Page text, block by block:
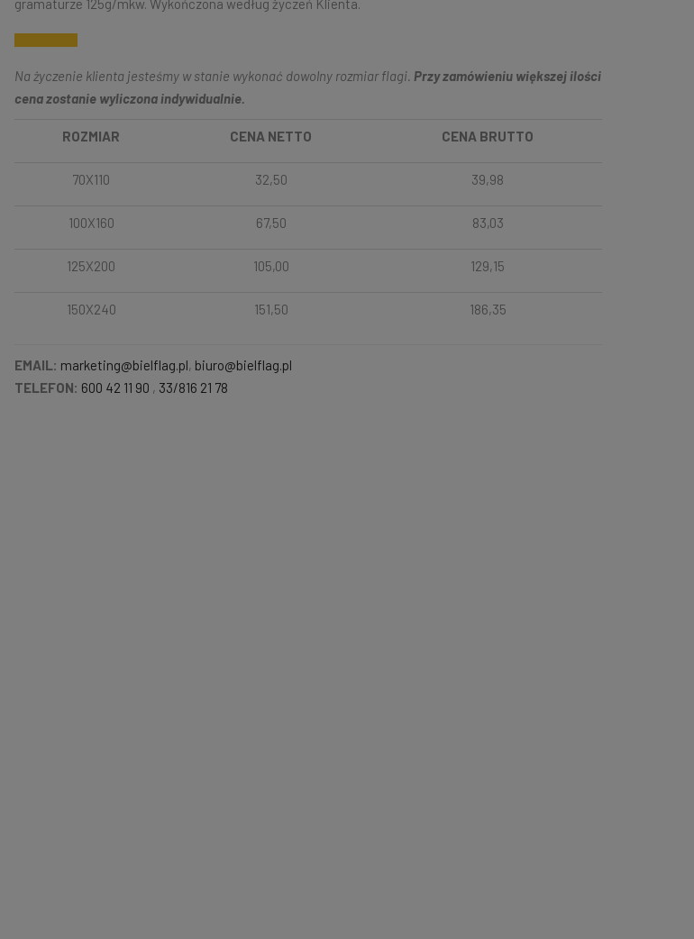
gramaturze 125g/mkw. Wykończona według życzeń Klienta.
Na życzenie klienta jesteśmy w stanie wykonać dowolny rozmiar flagi. Przy zamówieniu większej ilości
cena zostanie wyliczona indywidualnie.
ROZMIAR CENA NETTO CENA BRUTTO
70X110 32,50 39,98
100X160 67,50 83,03
125X200 105,00 129,15
150X240 151,50 186,35
EMAIL: marketing@bielflag.pl, biuro@bielflag.pl
TELEFON: 600 42 11 90 , 33/816 21 78